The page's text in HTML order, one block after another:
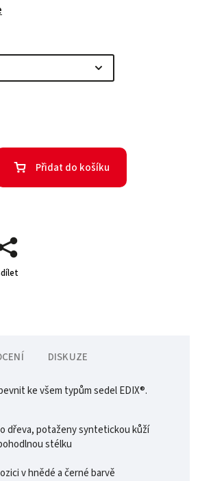
Přidat do košíku
DISKUZE
ke všem typům sedel EDIX®.
dřeva, potaženy syntetickou kůží
stélku
v hnědé a černé barvě